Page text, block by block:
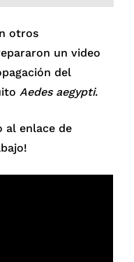
otros
un video
del
Aedes aegypti.
al enlace de